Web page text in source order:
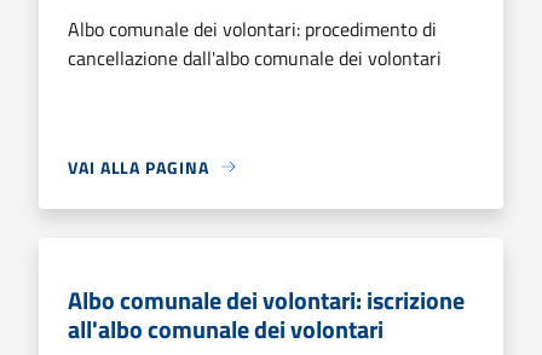
Albo comunale dei volontari: procedimento di
cancellazione dall'albo comunale dei volontari
VAI ALLA PAGINA
Albo comunale dei volontari: iscrizione
all'albo comunale dei volontari